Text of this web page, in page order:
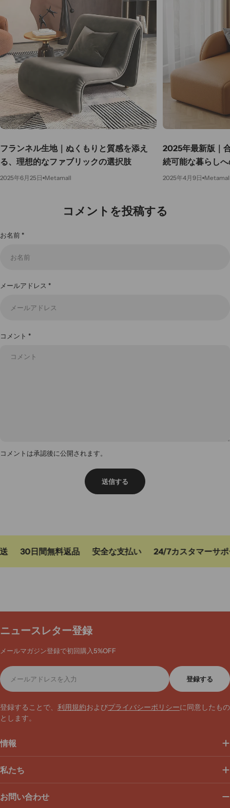
フランネル生地｜ぬくもりと質感を添え
る、理想的なファブリックの選択肢
2025年6月25日 Metamall
2025年最新版｜
続可能な暮らし
2025年4月9日
コメントを投稿する
お名前 *
メールアドレス *
コメント *
コメントは承認後に公開されます。
送信する
30日間無料返品 安全な支払い 24/7カスタマーサポ
ニュースレター登録
メールマガジン登録で初回購入5%OFF
メ
ー
ル
ド
レ
登録する
登録することで、 利用規約およびプライバシーポリシーに同意したもの
とします。
情報
私たち
お問い合わせ